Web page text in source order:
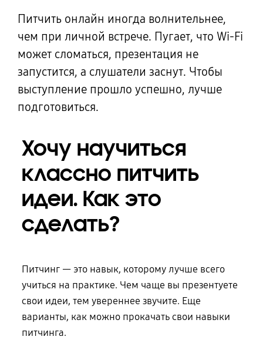
Питчить онлайн иногда волнительнее,
чем при личной встрече. Пугает, что Wi-Fi
может сломаться, презентация не
запустится, а слушатели заснут. Чтобы
выступление прошло успешно, лучше
подготовиться.
Хочу научиться
классно питчить
идеи. Как это
сделать?
Питчинг — это навык, которому лучше всего
учиться на практике. Чем чаще вы презентуете
свои идеи, тем увереннее звучите. Еще
варианты, как можно прокачать свои навыки
питчинга.